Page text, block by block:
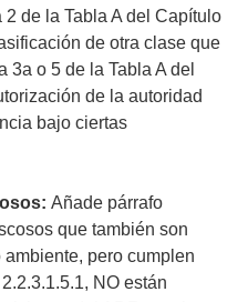
de la Tabla A del Capítulo
de otra clase que
3a o 5 de la Tabla A del
de la autoridad
bajo ciertas
Añade párrafo
que también son
pero cumplen
NO están